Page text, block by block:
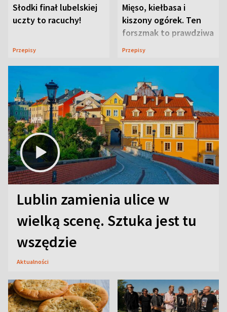
Słodki finał lubelskiej
uczty to racuchy!
Przepisy
Mięso, kiełbasa i
kiszony ogórek. Ten
forszmak to prawdziwa
uczta
Przepisy
Lublin zamienia ulice w
wielką scenę. Sztuka jest tu
wszędzie
Aktualności